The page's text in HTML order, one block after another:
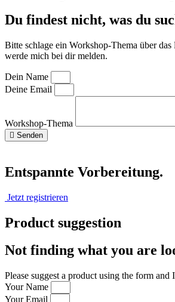
Du findest nicht, was du
Bitte schlage ein Workshop-Thema über
werde mich bei dir melden.
Dein Name
Deine Email
Workshop-Thema
Senden
Entspannte Vorbereitung.
Jetzt registrieren
Product suggestion
Not finding what you are
Please suggest a product using the form
Your Name
Your Email